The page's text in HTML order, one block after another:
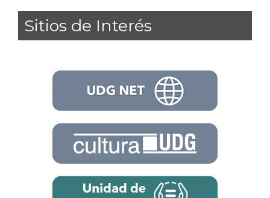
Sitios de Interés
Enlaces de interés